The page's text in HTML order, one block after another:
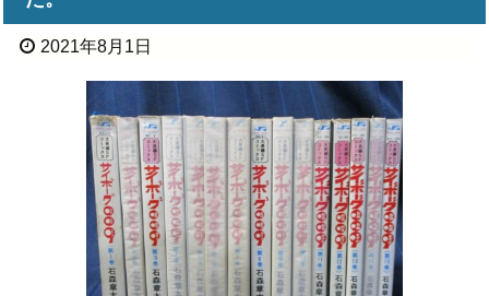
2021年8月1日